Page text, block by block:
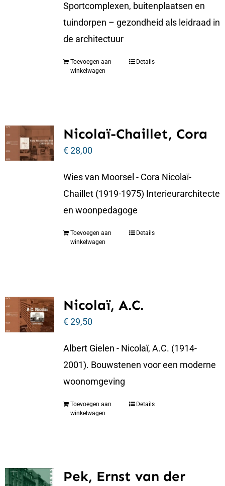
Sportcomplexen, buitenplaatsen en
tuindorpen – gezondheid als leidraad in
de architectuur
Toevoegen aan
winkelwagen
Details
Nicolaï-Chaillet, Cora
€28,00
Wies van Moorsel - Cora Nicolaï-
Chaillet (1919-1975) Interieurarchitecte
en woonpedagoge
Toevoegen aan
winkelwagen
Details
Nicolaï, A.C.
€29,50
Albert Gielen - Nicolaï, A.C. (1914-
2001). Bouwstenen voor een moderne
woonomgeving
Toevoegen aan
winkelwagen
Details
Pek, Ernst van der